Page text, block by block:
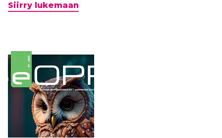
Siirry lukemaan
lehdessä:
Yhdessä
olemme
vahvempia